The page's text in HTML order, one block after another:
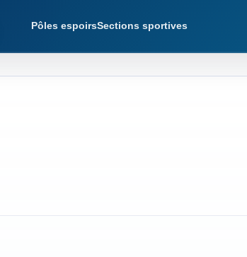
Foot
Pôles espoirsSections sportives